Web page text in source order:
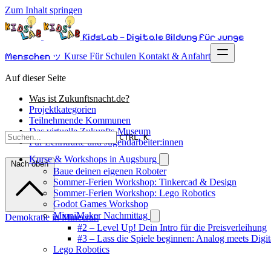
Zum Inhalt springen
KidsLab – Digitale Bildung für junge
Menschen ッ Kurse Für Schulen Kontakt & Anfahrt
CTRL K
Kurse & Workshops in Augsburg
Baue deinen eigenen Roboter
Sommer-Ferien Workshop: Tinkercad & Design
Sommer-Ferien Workshop: Lego Robotics
Godot Games Workshop
MinniMaker Nachmittag
#2 – Level Up! Dein Intro für die Preisverleihung
#3 – Lass die Spiele beginnen: Analog meets
Lego Robotics
Auf dieser Seite
Was ist Zukunftsnacht.de?
Projektkategorien
Teilnehmende Kommunen
Das virtuelle Zukunfts-Museum
Für Lehrkräfte und Jugendarbeiter:innen
Nach oben
Demokratie in Minecraft